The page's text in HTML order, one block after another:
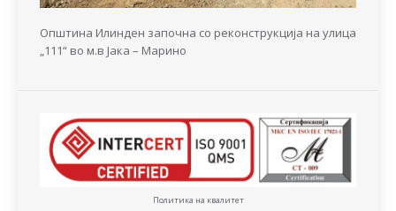
Општина Илинден започна со реконструкција на улица
„111“ во м.в Јака – Марино
Политика на квалитет